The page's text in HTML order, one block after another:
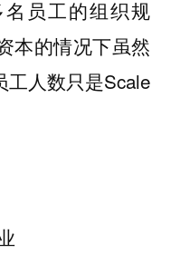
名员工的组织规
本的情况下虽然
工人数只是Scale